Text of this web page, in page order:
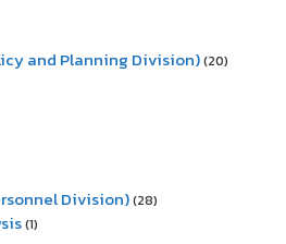
and Planning Division)(20)
Division)(28)
(1)